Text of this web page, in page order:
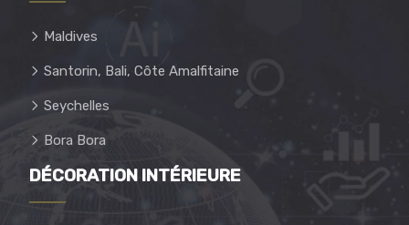
Maldives
Santorin, Bali, Côte Amalfitaine
Seychelles
Bora Bora
DÉCORATION INTÉRIEURE